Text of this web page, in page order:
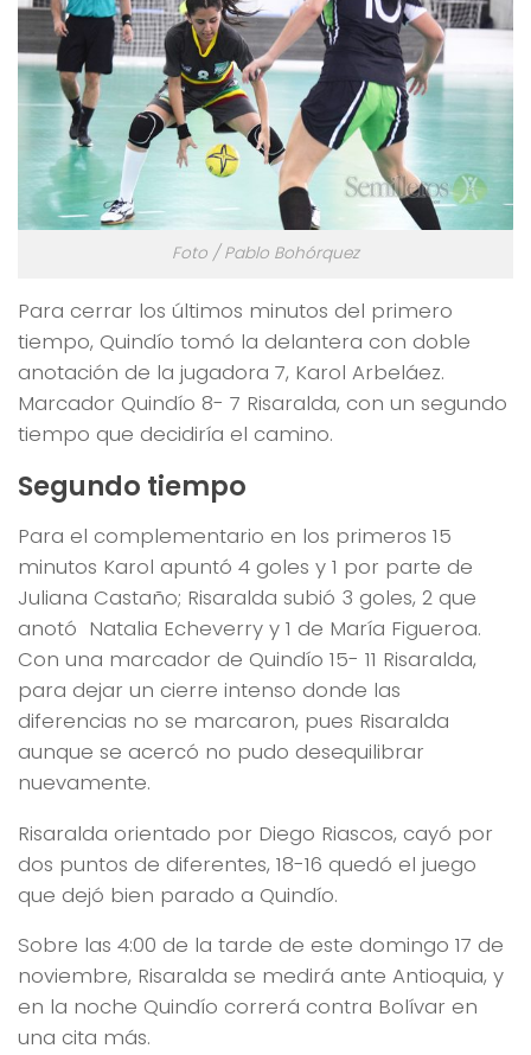
Foto / Pablo Bohórquez
Para cerrar los últimos minutos del primero
tiempo, Quindío tomó la delantera con doble
anotación de la jugadora 7, Karol Arbeláez.
Marcador Quindío 8- 7 Risaralda, con un segundo
tiempo que decidiría el camino.
Segundo tiempo
Para el complementario en los primeros 15
minutos Karol apuntó 4 goles y 1 por parte de
Juliana Castaño; Risaralda subió 3 goles, 2 que
anotó Natalia Echeverry y 1 de María Figueroa.
Con una marcador de Quindío 15- 11 Risaralda,
para dejar un cierre intenso donde las
diferencias no se marcaron, pues Risaralda
aunque se acercó no pudo desequilibrar
nuevamente.
Risaralda orientado por Diego Riascos, cayó por
dos puntos de diferentes, 18-16 quedó el juego
que dejó bien parado a Quindío.
Sobre las 4:00 de la tarde de este domingo 17 de
noviembre, Risaralda se medirá ante Antioquia, y
en la noche Quindío correrá contra Bolívar en
una cita más.